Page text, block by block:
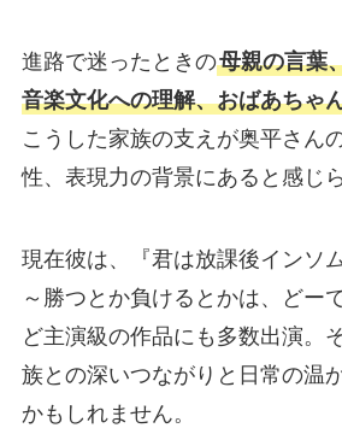
進路で迷ったときの母親の言葉
音楽文化への理解、おばあちゃ
こうした家族の支えが奥平さん
性、表現力の背景にあると感じ
現在彼は、『君は放課後インソ
～勝つとか負けるとかは、どー
ど主演級の作品にも多数出演。
族との深いつながりと日常の温
かもしれません。